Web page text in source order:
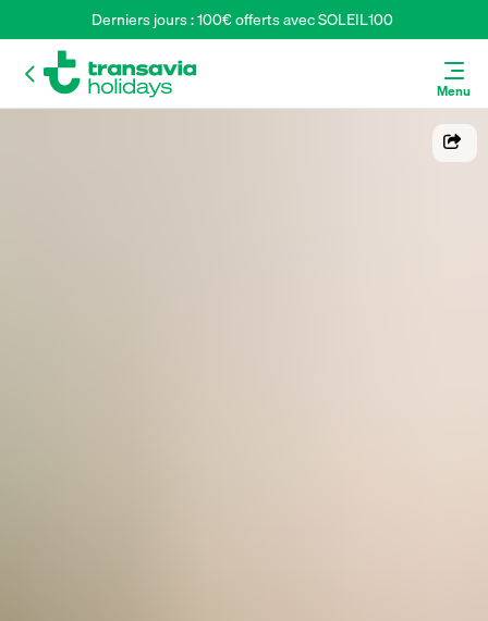
Derniers jours : 100€ offerts avec SOLEIL100
Menu